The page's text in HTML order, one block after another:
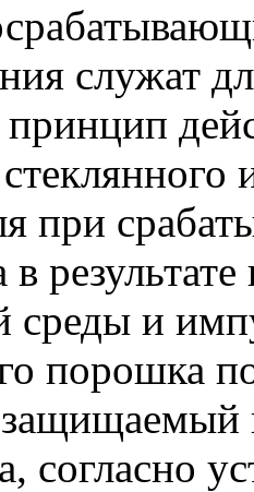
служат
при
в
и
порошка
согласно